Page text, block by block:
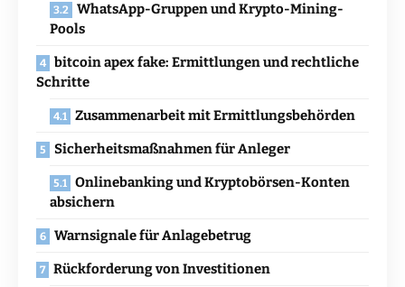
WhatsApp-Gruppen und Krypto-Mining-
Pools
bitcoin apex fake: Ermittlungen und rechtliche
Schritte
Zusammenarbeit mit Ermittlungsbehörden
Sicherheitsmaßnahmen für Anleger
Onlinebanking und Kryptobörsen-Konten
absichern
Warnsignale für Anlagebetrug
Rückforderung von Investitionen